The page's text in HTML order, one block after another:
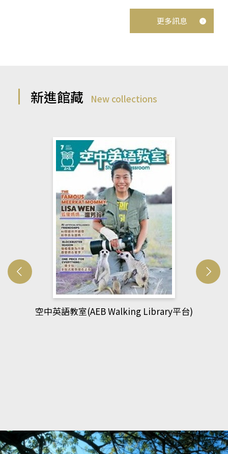
更多訊息
新進館藏 New collections
網管人(kono平台)